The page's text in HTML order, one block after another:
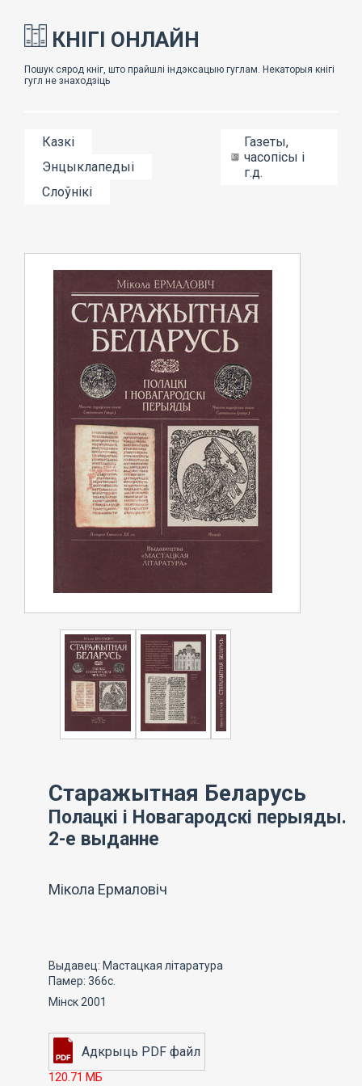
КНІГІ ОНЛАЙН
Казкі
Энцыклапедыі
Слоўнікі
Газеты,
часопісы і
г.д.
Старажытная Беларусь
Полацкі і Новагародскі перыяды.
2-е выданне
Мікола Ермаловіч
Выдавец: Мастацкая літаратура
Памер: 366с.
Мінск 2001
120.71 МБ